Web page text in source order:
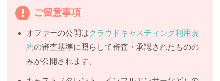
ご留意事項
オファーの公開はクラウドキャスティング利用規
約の審査基準に照らして審査・承認されたものの
みが公開されます。